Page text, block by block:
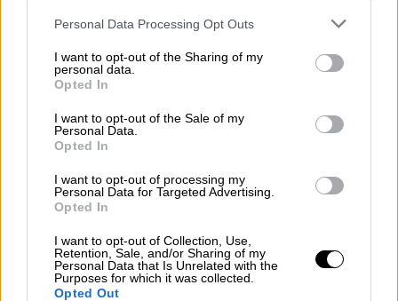
Please note that this website/app uses one or more Google
not limited to your visit or usage behaviour. You may click to
grant or deny consent to Google and its third-party tags to
use your data for below specified purposes in below Google
consent section.
Personal Data Processing Opt Outs
I want to opt-out of the Sharing of my
personal data.
Opted In
I want to opt-out of the Sale of my
Personal Data.
Opted In
I want to opt-out of processing my
Personal Data for Targeted Advertising.
Opted In
I want to opt-out of Collection, Use,
Retention, Sale, and/or Sharing of my
Personal Data that Is Unrelated with the
Purposes for which it was collected.
Opted Out
|10.05.2023 10:56
Πολυπαραμετρική μαγνητική
τομογραφία: Η εξέταση - «κλειδί» για
τον καρκίνο του προστάτη
Ακτινοδιαγνώστη, Διευθυντής Αξονικής &
Μαγνητικής Τομογραφίας, Ιατρικό Κέντρο
Αθηνών